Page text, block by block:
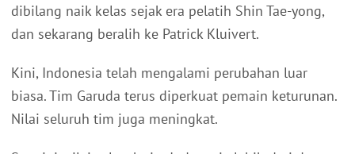
dibilang naik kelas sejak era pelatih Shin Tae-yong,
dan sekarang beralih ke Patrick Kluivert.
Kini, Indonesia telah mengalami perubahan luar
biasa. Tim Garuda terus diperkuat pemain keturunan.
Nilai seluruh tim juga meningkat.